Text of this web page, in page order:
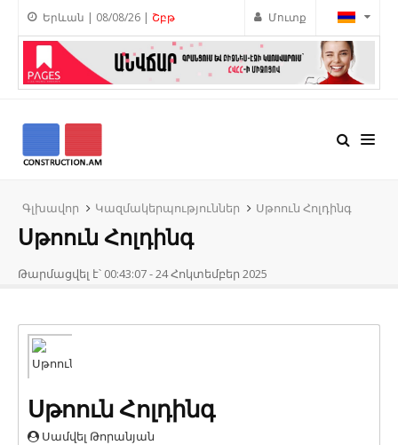
Մուտք
Երևան | 08/08/26 | Շբթ
Գլխավոր Կազմակերպություններ Սթոուն Հոլդինգ
Սթոուն Հոլդինգ
Թարմացվել է՝ 00:43:07 - 24 Հոկտեմբեր 2025
Սթոուն Հոլդինգ
Սամվել Թորանյան